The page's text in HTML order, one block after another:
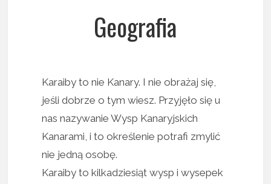
Geografia
Karaiby to nie Kanary. I nie obrażaj się,
jeśli dobrze o tym wiesz. Przyjęło się u
nas nazywanie Wysp Kanaryjskich
Kanarami, i to określenie potrafi zmylić
nie jedną osobę.
Karaiby to kilkadziesiąt wysp i wysepek